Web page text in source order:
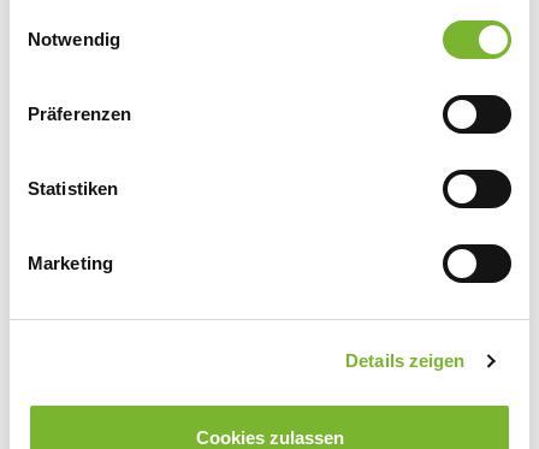
Datenschutzerklärung
Notwendig
Präferenzen
Statistiken
Marketing
Details zeigen
Cookies zulassen
Rüdigerstraße 14
Tel:
0711 8931 420